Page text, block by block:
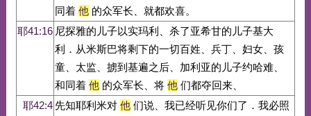
同着 他的众军长、就都欢喜。
耶41:16 尼探雅的儿子以实玛利、杀了亚希甘的儿子基大
利．从米斯巴将剩下的一切百姓、兵丁、妇女、孩
童、太监、掳到基遍之后、加利亚的儿子约哈难、
和同着 他的众军长、将 他们都夺回来、
耶42:4 先知耶利米对 他们说、我已经听见你们了．我必照